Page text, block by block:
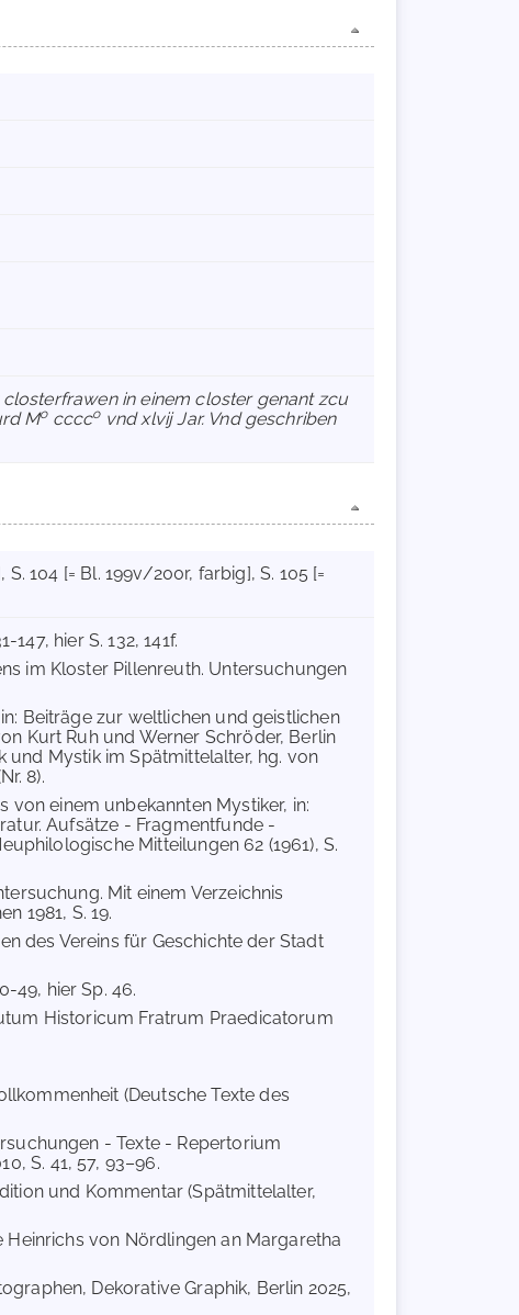
in einem closter genant zcu
Moccccovnd xlvij Jar. Vnd geschriben
, S. 104 [= Bl. 199v/200r, farbig], S. 105 [=
hier S. 132, 141f.
im Kloster Pillenreuth. Untersuchungen
Beiträge zur weltlichen und geistlichen
Kurt Ruh und Werner Schröder, Berlin
und Mystik im Spätmittelalter, hg. von
8).
einem unbekannten Mystiker, in:
Aufsätze - Fragmentfunde -
Mitteilungen 62 (1961), S.
Mit einem Verzeichnis
1981, S. 19.
des Vereins für Geschichte der Stadt
49, hier Sp. 46.
Historicum Fratrum Praedicatorum
(Deutsche Texte des
- Texte - Repertorium
S. 41, 57, 93–96.
und Kommentar (Spätmittelalter,
von Nördlingen an Margaretha
Dekorative Graphik, Berlin 2025,